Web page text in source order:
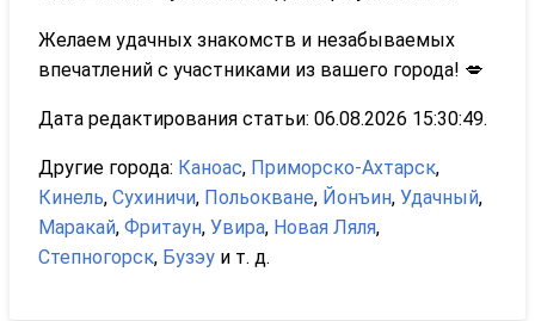
Желаем удачных знакомств и незабываемых
впечатлений с участниками из вашего города! 💋
Дата редактирования статьи: 06.08.2026 15:30:49.
Другие города: Каноас, Приморско-Ахтарск,
Кинель, Сухиничи, Польокване, Йонъин, Удачный,
Маракай, Фритаун, Увира, Новая Ляля,
Степногорск, Бузэу и т. д.